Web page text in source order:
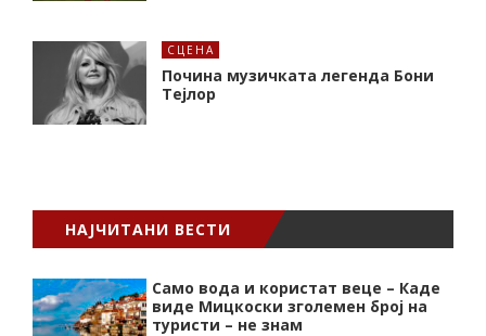
СЦЕНА
Почина музичката легенда Бони
Тејлор
НАЈЧИТАНИ ВЕСТИ
Само вода и користат веце – Каде
виде Мицкоски зголемен број на
туристи – не знам